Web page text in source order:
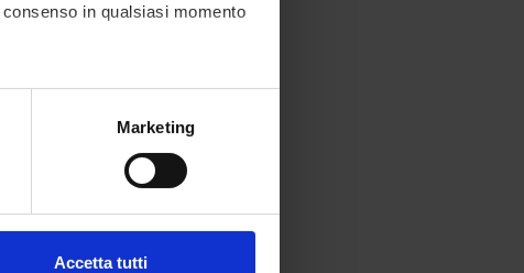
in qualsiasi momento
qualche metro,Marketing
Accetta tutti